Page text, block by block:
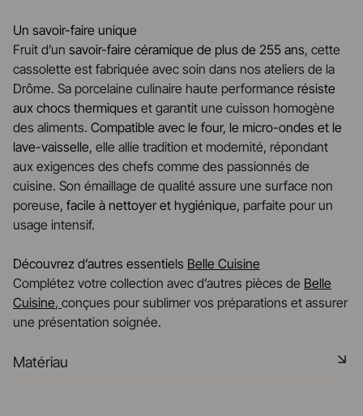
Un savoir-faire unique
Fruit d’un savoir-faire céramique de plus de 255 ans, cette
cassolette est fabriquée avec soin dans nos ateliers de la
Drôme. Sa porcelaine culinaire haute performance résiste
aux chocs thermiques et garantit une cuisson homogène
des aliments. Compatible avec le four, le micro-ondes et le
lave-vaisselle, elle allie tradition et modernité, répondant
aux exigences des chefs comme des passionnés de
cuisine. Son émaillage de qualité assure une surface non
poreuse, facile à nettoyer et hygiénique, parfaite pour un
usage intensif.
Découvrez d’autres essentiels Belle Cuisine
Complétez votre collection avec d’autres pièces de Belle
Cuisine, conçues pour sublimer vos préparations et assurer
une présentation soignée.
Matériau